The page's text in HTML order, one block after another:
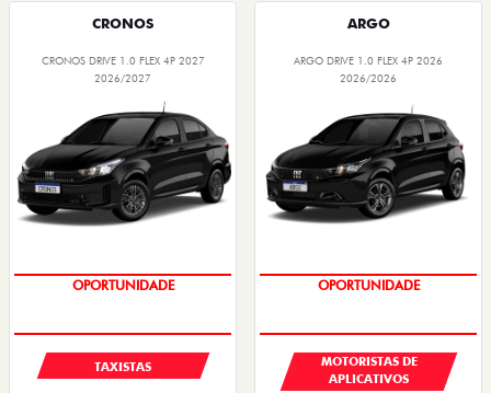
CRONOS
CRONOS DRIVE 1.0 FLEX 4P 2027
2026/2027
OPORTUNIDADE
TAXISTAS
ARGO
ARGO DRIVE 1.0 FLEX 4P 2026
2026/2026
OPORTUNIDADE
MOTORISTAS DE
APLICATIVOS